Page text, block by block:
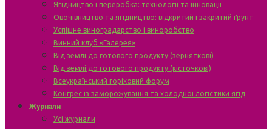
Ягідництво і переробка: технології та інновації
Овочівництво та ягідництво: відкритий і закритий ґрунт
Успішне виноградарство і виноробство
Винний клуб «Галерея»
Від землі до готового продукту (зерняткові)
Від землі до готового продукту (кісточкові)
Всеукраїнський горіховий форум
Конгрес із заморожування та холодної логістики ягід
Журнали
Усі журнали